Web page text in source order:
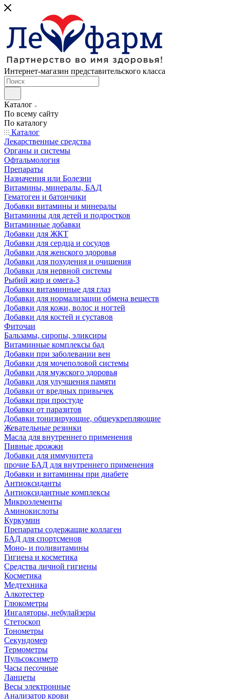
Интернет-магазин представительского класса
Каталог
По всему сайту
По каталогу
Каталог
Лекарственные средства
Органы и системы
Офтальмология
Препараты
Назначения или Болезни
Витамины, минералы, БАД
Гематоген и батончики
Добавки витамины и минералы
Витаминны для детей и подростков
Витаминные добавки
Добавки для ЖКТ
Добавки для сердца и сосудов
Добавки для женского здоровья
Добавки для похудения и очищения
Добавки для нервной системы
Рыбий жир и омега-3
Добавки витаминные для глаз
Добавки для нормализации обмена веществ
Добавки для кожи, волос и ногтей
Добавки для костей и суставов
Фиточаи
Бальзамы, сиропы, эликсиры
Витаминные комплексы бад
Добавки при заболевании вен
Добавки для мочеполовой системы
Добавки для мужского здоровья
Добавки для улучшения памяти
Добавки от вредных привычек
Добавки при простуде
Добавки от паразитов
Добавки тонизирующие, общеукрепляющие
Жевательные резинки
Масла для внутреннего применения
Пивные дрожжи
Добавки для иммунитета
прочие БАД для внутреннего применения
Добавки и витаминны при диабете
Антиоксиданты
Антиоксидантные комплексы
Микроэлементы
Аминокислоты
Куркумин
Препараты содержащие коллаген
БАД для спортсменов
Моно- и поливитамины
Гигиена и косметика
Средства личной гигиены
Косметика
Медтехника
Алкотестер
Глюкометры
Ингаляторы, небулайзеры
Стетоскоп
Тонометры
Секундомер
Термометры
Пульсоксиметр
Часы песочные
Ланцеты
Весы электронные
Анализатор крови